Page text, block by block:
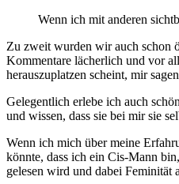
Wenn ich mit anderen
Zu zweit wurden wir auch schon
Kommentare lächerlich und vor
herauszuplatzen scheint, mir
Gelegentlich erlebe ich auch
und wissen, dass sie bei mir sie
Wenn ich mich über meine
könnte, dass ich ein Cis-Mann
gelesen wird und dabei Feminität